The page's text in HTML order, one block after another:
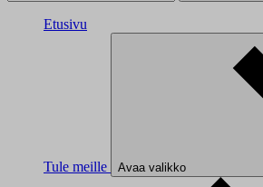
Etusivu
Tule meille Avaa valikko